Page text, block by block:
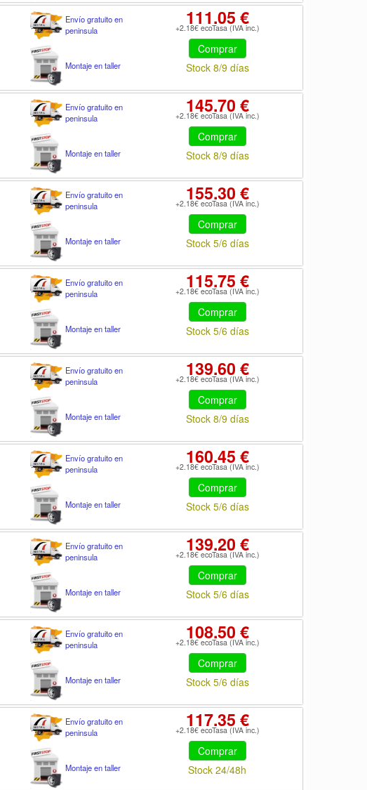
Envío gratuito en
peninsula
Montaje en taller
111.05 €
+2.18€ ecoTasa (IVA inc.)
Comprar
Stock 8/9 días
Envío gratuito en
peninsula
Montaje en taller
145.70 €
+2.18€ ecoTasa (IVA inc.)
Comprar
Stock 8/9 días
Envío gratuito en
peninsula
Montaje en taller
155.30 €
+2.18€ ecoTasa (IVA inc.)
Comprar
Stock 5/6 días
Envío gratuito en
peninsula
Montaje en taller
115.75 €
+2.18€ ecoTasa (IVA inc.)
Comprar
Stock 5/6 días
Envío gratuito en
peninsula
Montaje en taller
139.60 €
+2.18€ ecoTasa (IVA inc.)
Comprar
Stock 8/9 días
Envío gratuito en
peninsula
Montaje en taller
160.45 €
+2.18€ ecoTasa (IVA inc.)
Comprar
Stock 5/6 días
Envío gratuito en
peninsula
Montaje en taller
139.20 €
+2.18€ ecoTasa (IVA inc.)
Comprar
Stock 5/6 días
Envío gratuito en
peninsula
Montaje en taller
108.50 €
+2.18€ ecoTasa (IVA inc.)
Comprar
Stock 5/6 días
Envío gratuito en
peninsula
Montaje en taller
117.35 €
+2.18€ ecoTasa (IVA inc.)
Comprar
Stock 24/48h